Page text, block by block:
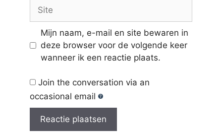
Mijn naam, e-mail en site bewaren in
deze browser voor de volgende keer
wanneer ik een reactie plaats.
Join the conversation via an
occasional email